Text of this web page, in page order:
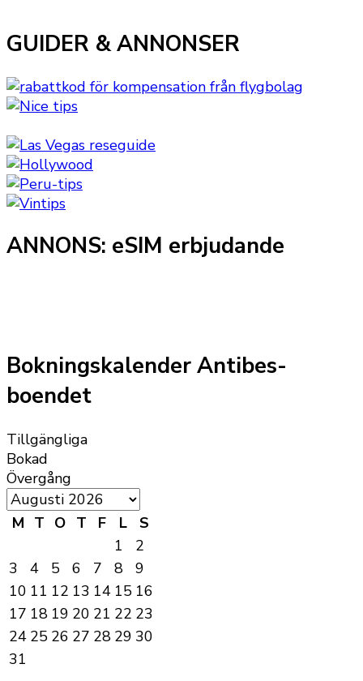
GUIDER & ANNONSER
ANNONS: eSIM erbjudande
Bokningskalender Antibes-
boendet
Tillgängliga
Bokad
Övergång
M T O T F L
S
1
2
3
4 5 6 7 8
9
10 11 12 13 14 15 16
17 18 19 20 21 22 23
24 25 26 27 28 29 30
31